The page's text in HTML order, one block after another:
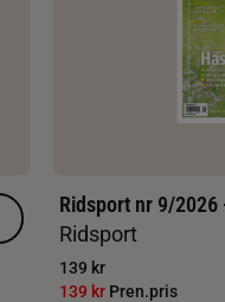
Ridsport nr 9/2026
Ridsport
139 kr
139 kr Pren.pris